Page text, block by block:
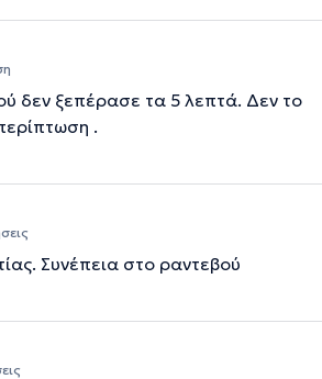
δεν ξεπέρασε τα 5 λεπτά. Δεν το
.
Συνέπεια στο ραντεβού